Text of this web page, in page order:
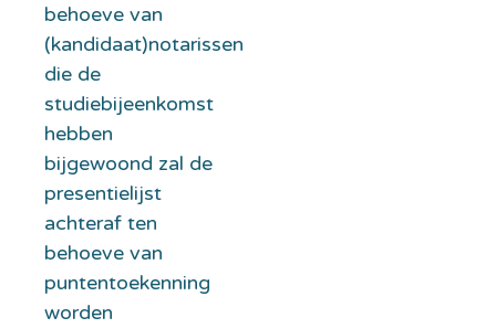
behoeve van
(kandidaat)notarissen
die de
studiebijeenkomst
hebben
bijgewoond zal de
presentielijst
achteraf ten
behoeve van
puntentoekenning
worden